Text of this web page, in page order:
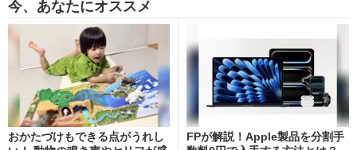
今、あなたにオススメ
おかたづけもできる点がうれし
FPが解説！Apple製品を分割手